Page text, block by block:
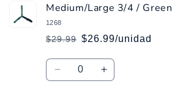
Medium/Large
3/4
Blue
Medium/Large
/
Blue
Medium/Large 3/4 / Green
1268
Precio
habitual
$29.99
Precio
de
oferta
$26.99/unidad
Cantidad
Reducir
Aumentar